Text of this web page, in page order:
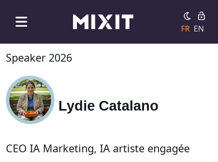
FR EN
Speaker 2026
Lydie Catalano
CEO IA Marketing, IA artiste engagée